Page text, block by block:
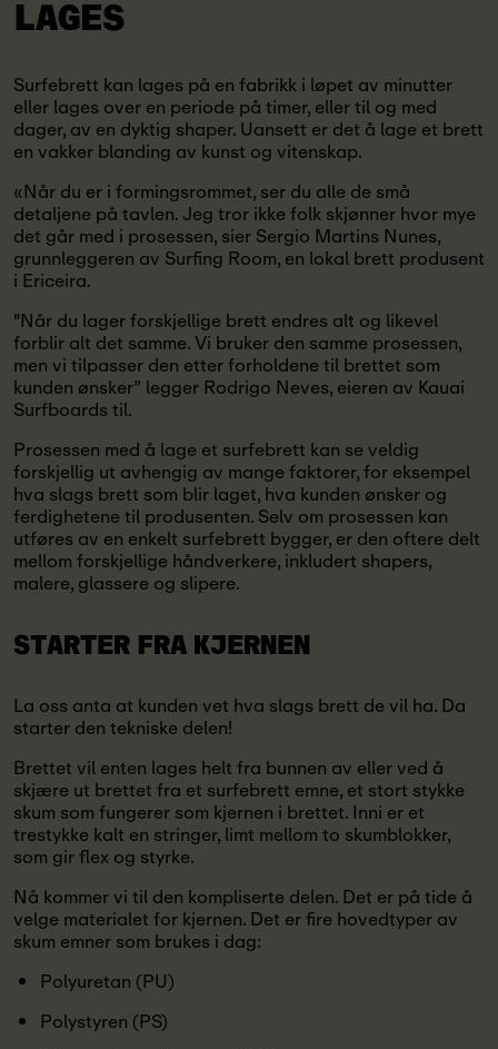
LAGES
Surfebrett kan lages på en fabrikk i løpet av minutter
eller lages over en periode på timer, eller til og med
dager, av en dyktig shaper. Uansett er det å lage et brett
en vakker blanding av kunst og vitenskap.
«Når du er i formingsrommet, ser du alle de små
detaljene på tavlen. Jeg tror ikke folk skjønner hvor mye
det går med i prosessen, sier Sergio Martins Nunes,
grunnleggeren av Surfing Room, en lokal brett produsent
i Ericeira.
"Når du lager forskjellige brett endres alt og likevel
forblir alt det samme. Vi bruker den samme prosessen,
men vi tilpasser den etter forholdene til brettet som
kunden ønsker” legger Rodrigo Neves, eieren av Kauai
Surfboards til.
Prosessen med å lage et surfebrett kan se veldig
forskjellig ut avhengig av mange faktorer, for eksempel
hva slags brett som blir laget, hva kunden ønsker og
ferdighetene til produsenten. Selv om prosessen kan
utføres av en enkelt surfebrett bygger, er den oftere delt
mellom forskjellige håndverkere, inkludert shapers,
malere, glassere og slipere.
STARTER FRA KJERNEN
La oss anta at kunden vet hva slags brett de vil ha. Da
starter den tekniske delen!
Brettet vil enten lages helt fra bunnen av eller ved å
skjære ut brettet fra et surfebrett emne, et stort stykke
skum som fungerer som kjernen i brettet. Inni er et
trestykke kalt en stringer, limt mellom to skumblokker,
som gir flex og styrke.
Nå kommer vi til den kompliserte delen. Det er på tide å
velge materialet for kjernen. Det er fire hovedtyper av
skum emner som brukes i dag:
Polyuretan (PU)
Polystyren (PS)